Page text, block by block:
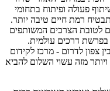
פעולה ופיתוח בתחומי
רמת חיים טיבה יותר.
לטובת הצרכים המשותפים
דרכים עולמית.
צפון לדרום - מרכז לקידום
מזה עשוי השלום להביא